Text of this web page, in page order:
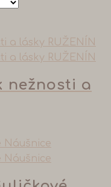
nežnosti a